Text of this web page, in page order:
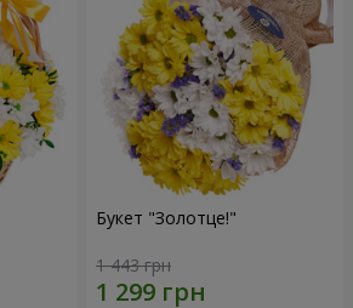
Букет "Золотце!"
1 443 грн